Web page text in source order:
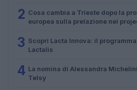
2 Cosa cambia a Trieste dopo la
europea sulla prelazione nei
3 Scopri Lacta Innova: il
Lactalis
4 La nomina di Alessandra
Telsy